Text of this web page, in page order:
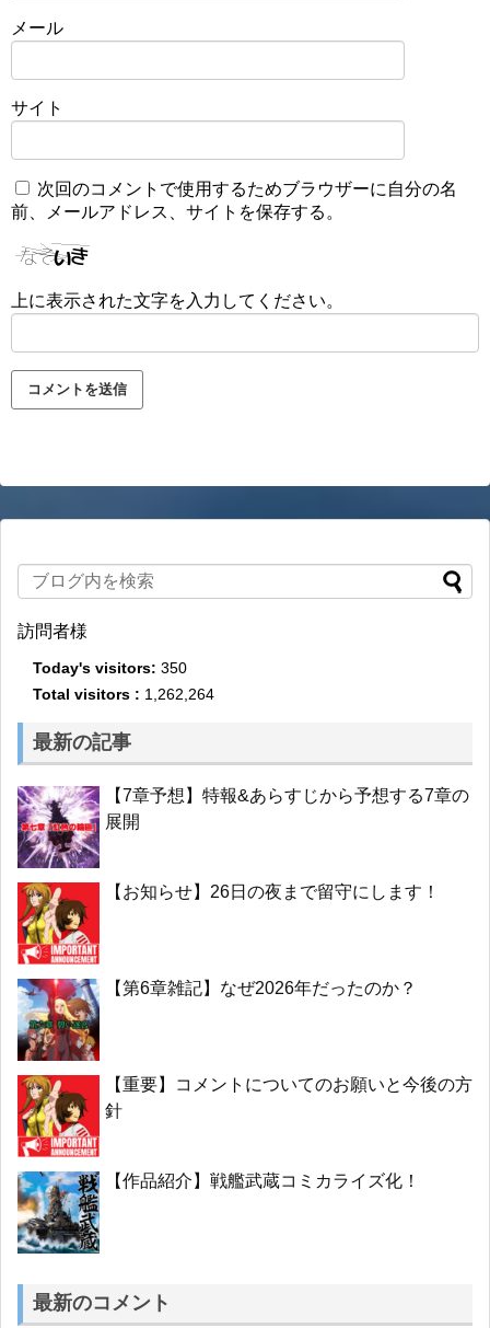
メール
サイト
次回のコメントで使用するためブラウザーに自分の名
前、メールアドレス、サイトを保存する。
上に表示された文字を入力してください。
訪問者様
Today's visitors: 350
Total visitors : 1,262,264
最新の記事
【7章予想】特報&あらすじから予想する7章の
展開
【お知らせ】26日の夜まで留守にします！
【第6章雑記】なぜ2026年だったのか？
【重要】コメントについてのお願いと今後の方
針
【作品紹介】戦艦武蔵コミカライズ化！
最新のコメント